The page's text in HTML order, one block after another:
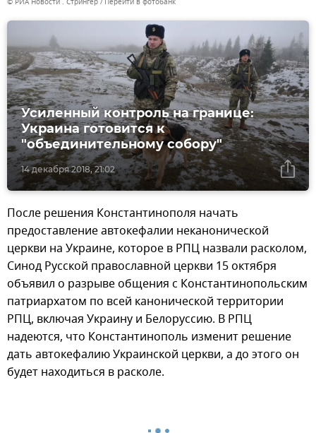
14 декабря 2018, 21:02
Усиленный контроль на границе:
Украина готовится к
"объединительному собору"
После решения Константинополя начать
предоставление автокефалии неканонической
церкви на Украине, которое в РПЦ назвали расколом,
Синод Русской православной церкви 15 октября
объявил о разрыве общения с Константинопольским
патриархатом по всей канонической территории
РПЦ, включая Украину и Белоруссию. В РПЦ
надеются, что Константинополь изменит решение
дать автокефалию Украинской церкви, а до этого он
будет находиться в расколе.